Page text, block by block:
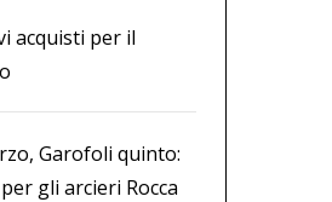
acquisti per il
Garofoli quinto:
gli arcieri Rocca